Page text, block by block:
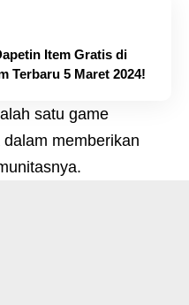
Item Gratis di
Terbaru 5 Maret 2024!
satu game
memberikan